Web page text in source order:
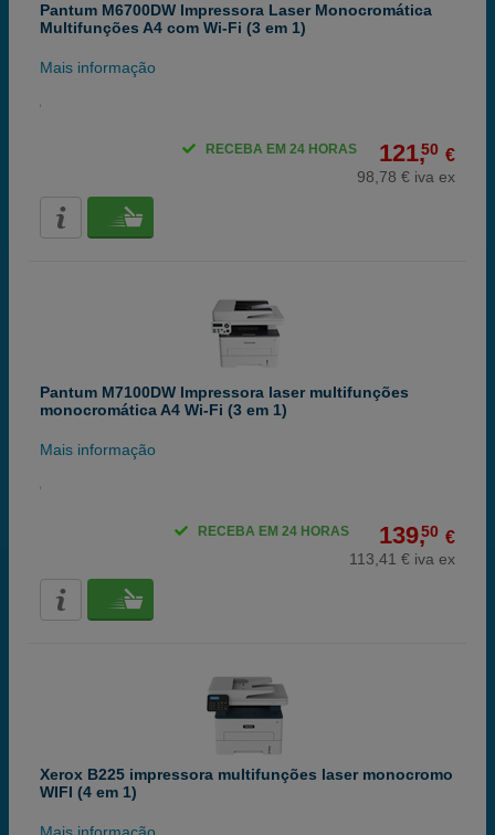
Pantum M6700DW Impressora Laser Monocromática
Multifunções A4 com Wi-Fi (3 em 1)
Mais informação
121,50 €
98,78 € iva ex
RECEBA EM 24 HORAS
Pantum M7100DW Impressora laser multifunções
monocromática A4 Wi-Fi (3 em 1)
Mais informação
139,50 €
113,41 € iva ex
RECEBA EM 24 HORAS
Xerox B225 impressora multifunções laser monocromo
WIFI (4 em 1)